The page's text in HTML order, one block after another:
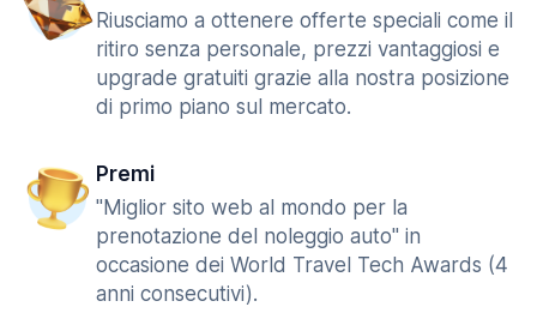
Riusciamo a ottenere offerte speciali come il
ritiro senza personale, prezzi vantaggiosi e
upgrade gratuiti grazie alla nostra posizione
di primo piano sul mercato.
Premi
"Miglior sito web al mondo per la
prenotazione del noleggio auto" in
occasione dei World Travel Tech Awards (4
anni consecutivi).